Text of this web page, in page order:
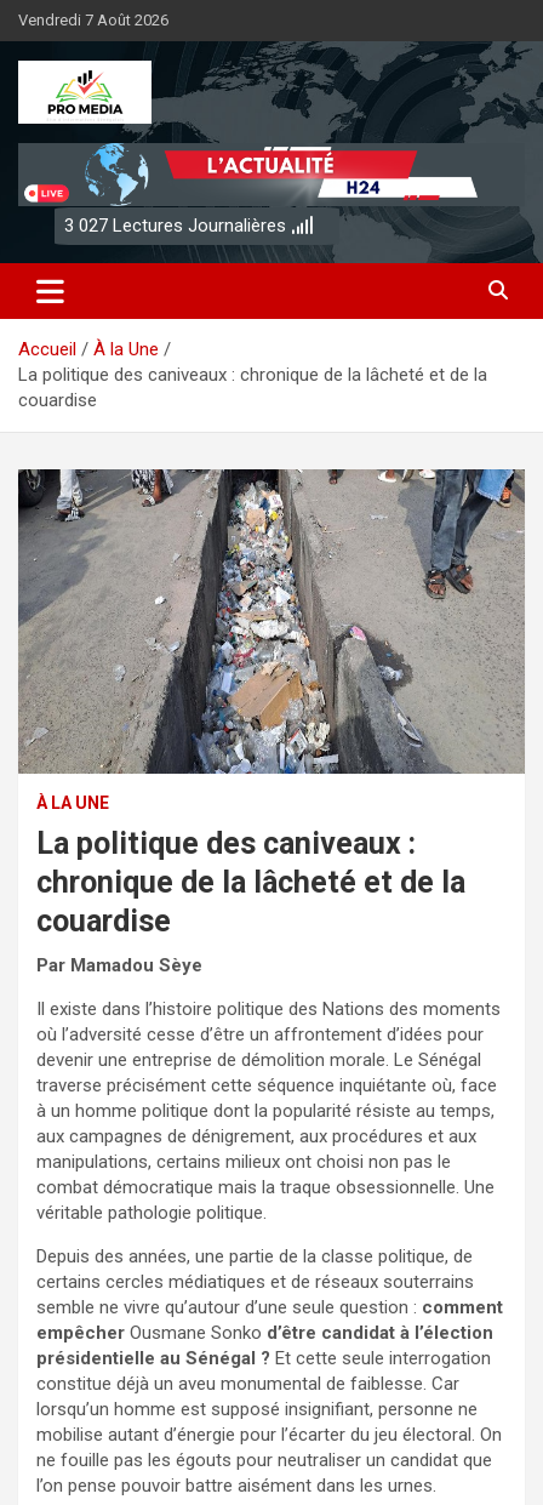
Aller
au
contenu
Vendredi 7 Août 2026
Sénégal Promedia
3 027 Lectures Journalières
Accueil
À la Une
La politique des caniveaux : chronique de la lâcheté et de la
couardise
À LA UNE
La politique des caniveaux :
chronique de la lâcheté et de la
couardise
Par Mamadou Sèye
Il existe dans l’histoire politique des Nations des moments
où l’adversité cesse d’être un affrontement d’idées pour
devenir une entreprise de démolition morale. Le Sénégal
traverse précisément cette séquence inquiétante où, face
à un homme politique dont la popularité résiste au temps,
aux campagnes de dénigrement, aux procédures et aux
manipulations, certains milieux ont choisi non pas le
combat démocratique mais la traque obsessionnelle. Une
véritable pathologie politique.
Depuis des années, une partie de la classe politique, de
certains cercles médiatiques et de réseaux souterrains
semble ne vivre qu’autour d’une seule question : comment
empêcher Ousmane Sonko d’être candidat à l’élection
présidentielle au Sénégal ? Et cette seule interrogation
constitue déjà un aveu monumental de faiblesse. Car
lorsqu’un homme est supposé insignifiant, personne ne
mobilise autant d’énergie pour l’écarter du jeu électoral. On
ne fouille pas les égouts pour neutraliser un candidat que
l’on pense pouvoir battre aisément dans les urnes.